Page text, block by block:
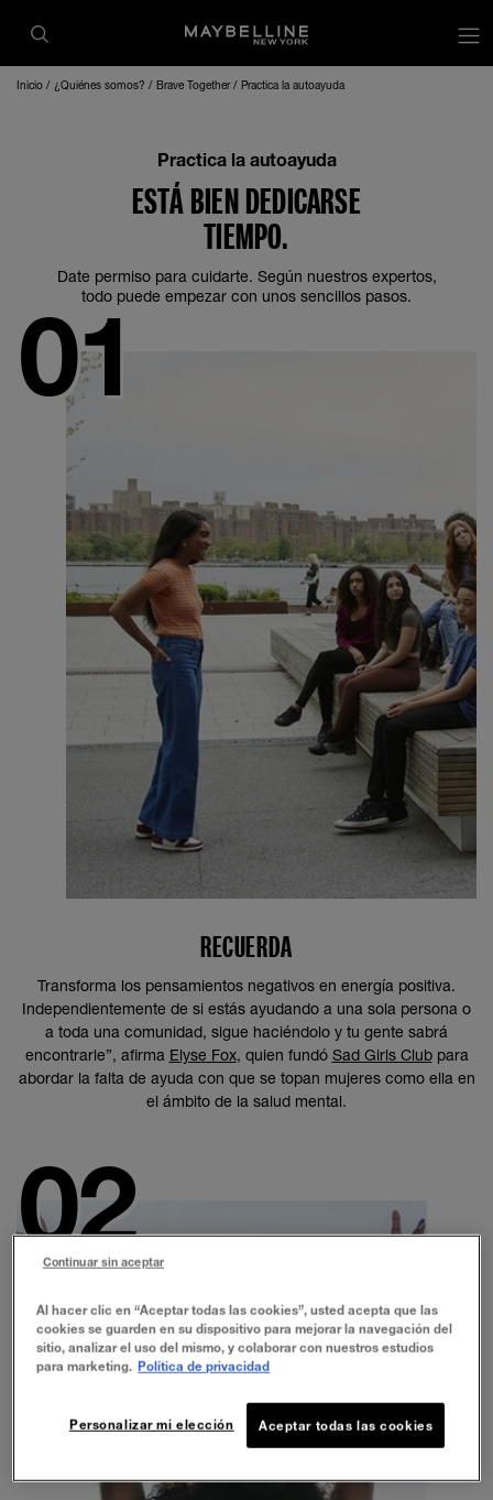
Inicio ¿Quiénes somos? Brave Together Practica la autoayuda
Practica la autoayuda
ESTÁ BIEN DEDICARSE
TIEMPO.
Date permiso para cuidarte. Según nuestros expertos,
todo puede empezar con unos sencillos pasos.
RECUERDA
Transforma los pensamientos negativos en energía positiva.
Independientemente de si estás ayudando a una sola persona o
a toda una comunidad, sigue haciéndolo y tu gente sabrá
encontrarle”, afirma Elyse Fox, quien fundó Sad Girls Clubpara
abordar la falta de ayuda con que se topan mujeres como ella en
el ámbito de la salud mental.
Al hacer clic en “Aceptar todas las cookies”, usted acepta que las
cookies se guarden en su dispositivo para mejorar la navegación del
sitio, analizar el uso del mismo, y colaborar con nuestros estudios
para marketing. Política de privacidad
Aceptar todas las cookies
Personalizar mi elección
Continuar sin aceptar